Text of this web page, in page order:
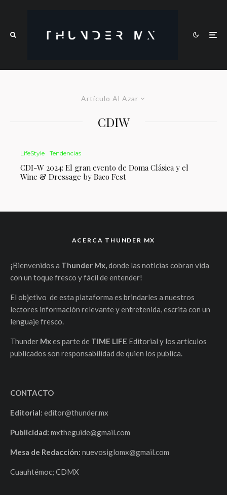
Artículo Al Azar
CDIW
LifeStyle Tendencias
CDI-W 2024: El gran evento de Doma Clásica y el
Wine & Dressage by Baco Fest
ACERCA THUNDER MX
¡Bienvenidos a Thunder Mx,donde las noticias cobran vida
con un toque fresco y fácil de entender!
El objetivo de esta plataforma es brindarles a nuestros
lectores información relevante y entretenida, escrita con un
lenguaje fresco.
Thunder Mxes parte de TIME LIFE Editorial y los artículos
publicados son responsabilidad de quien los publica.
CONTACTO
Editorial: editor@thunder.mx
Publicidad: mxtheguide@gmail.com
Mesa de Redacción: nuevosiglomx@gmail.com
Cuauhtémoc; CDMX